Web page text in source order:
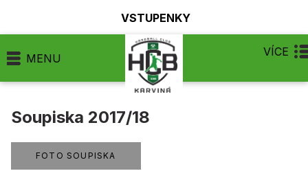
VSTUPENKY
MENU VÍCE
Soupiska 2017/18
FOTO SOUPISKA